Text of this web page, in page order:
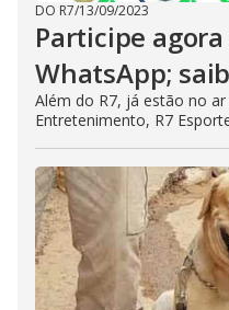
DO R7/13/09/2023
Participe
WhatsApp;
Além do R7, já estão no ar
Entretenimento, R7